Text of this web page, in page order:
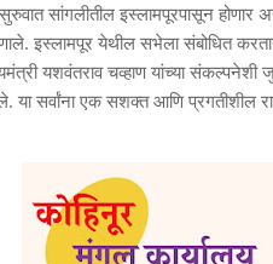
सांगलीतील इस्लामपूरपासून होणार
इस्लामपूर येथील सभेला संबोधित
यशवंतराव चव्हाण यांच्या संकल्पनेशी
या सर्वांना एक सशक्त आणि प्रगतीशील